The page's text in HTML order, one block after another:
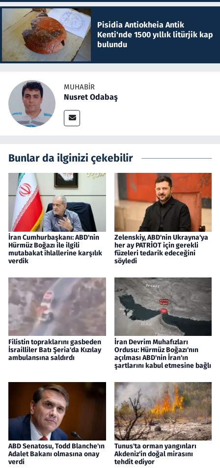
Pisidia Antiokheia Antik
Kenti'nde 1500 yıllık litürjik kap
bulundu
MUHABIR
Nusret Odabaş
Bunlar da ilginizi çekebilir
İran Cumhurbaşkanı: ABD'nin
Hürmüz Boğazı ile ilgili
mutabakat ihlallerine karşılık
verdik
Zelenskiy, ABD'nin Ukrayna'ya
her ay PATRİOT için gerekli
füzeleri tedarik edeceğini
söyledi
Filistin topraklarını gasbeden
İsrailliler Batı Şeria'da Kızılay
ambulansına saldırdı
İran Devrim Muhafızları
Ordusu: Hürmüz Boğazı'nın
açılması ABD'nin İran'ın
şartlarını kabul etmesine bağlı
ABD Senatosu, Todd Blanche'ın
Adalet Bakanı olmasına onay
verdi
Tunus'ta orman yangınları
Akdeniz'in doğal mirasını
tehdit ediyor